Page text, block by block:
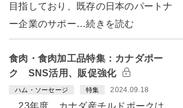
目指しており、既存の日本のパートナ
ー企業のサポー…続きを読む
食肉・食肉加工品特集：カナダポー
ク SNS活用、販促強化
ハム・ソーセージ 特集 2024.09.18
23年度、カナダ産チルドポークは、